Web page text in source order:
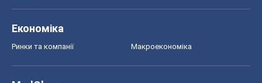
Економіка
Ринки та компанії Макроекономіка